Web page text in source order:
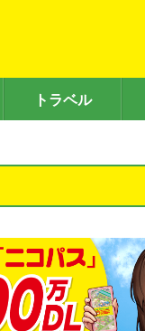
トラベル